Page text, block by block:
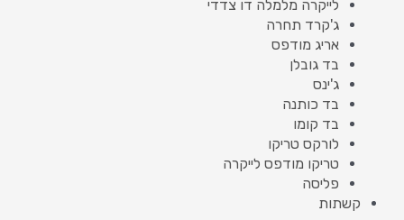
לייקרה מלמלה דו צדדי
ג'קרד תחרה
אריג מודפס
בד גובלן
ג'ינס
בד כותנה
בד קומו
לורקס טריקו
טריקו מודפס לייקרה
פליסה
קשתות